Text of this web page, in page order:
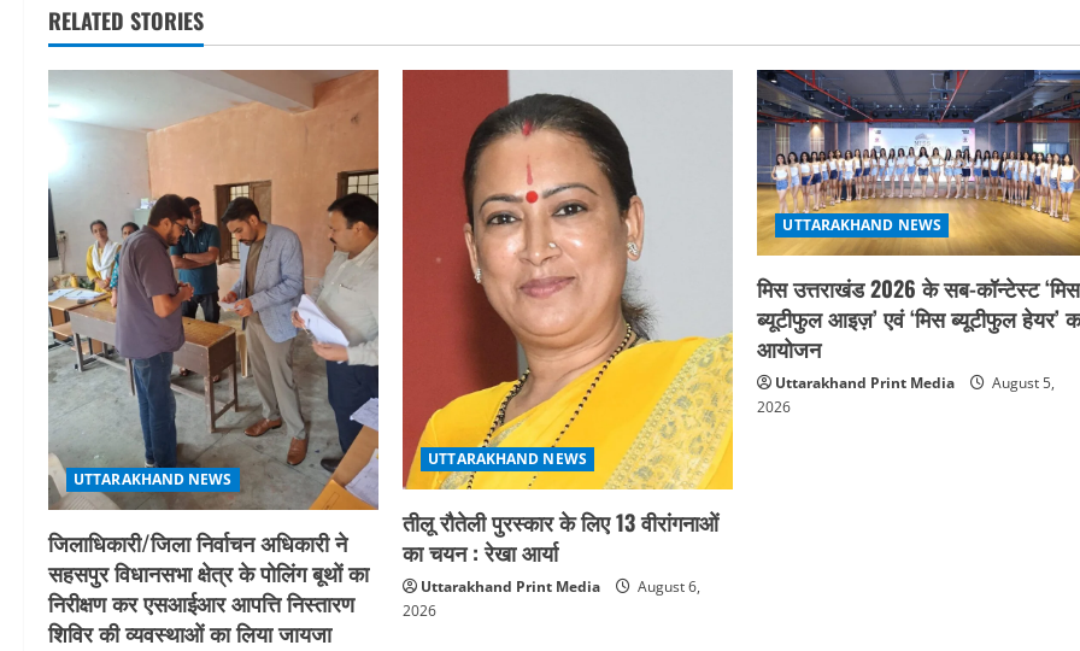
t
n
a
v
i
g
a
t
i
o
n
RELATED STORIES
UTTARAKHAND NEWS
जिलाधिकारी/जिला निर्वाचन अधिकारी ने
सहसपुर विधानसभा क्षेत्र के पोलिंग बूथों का
निरीक्षण कर एसआईआर आपत्ति निस्तारण
शिविर की व्यवस्थाओं का लिया जायजा
UTTARAKHAND NEWS
तीलू रौतेली पुरस्कार के लिए 13 वीरांगनाओं
का चयन : रेखा आर्या
Uttarakhand Print Media
August 6,
2026
UTTARAKHAND NEWS
मिस उत्तराखंड 2026 के सब-कॉन्टेस्ट ‘मिस
ब्यूटीफुल आइज़’ एवं ‘मिस ब्यूटीफुल हेयर’
आयोजन
Uttarakhand Print Media
August 5,
2026